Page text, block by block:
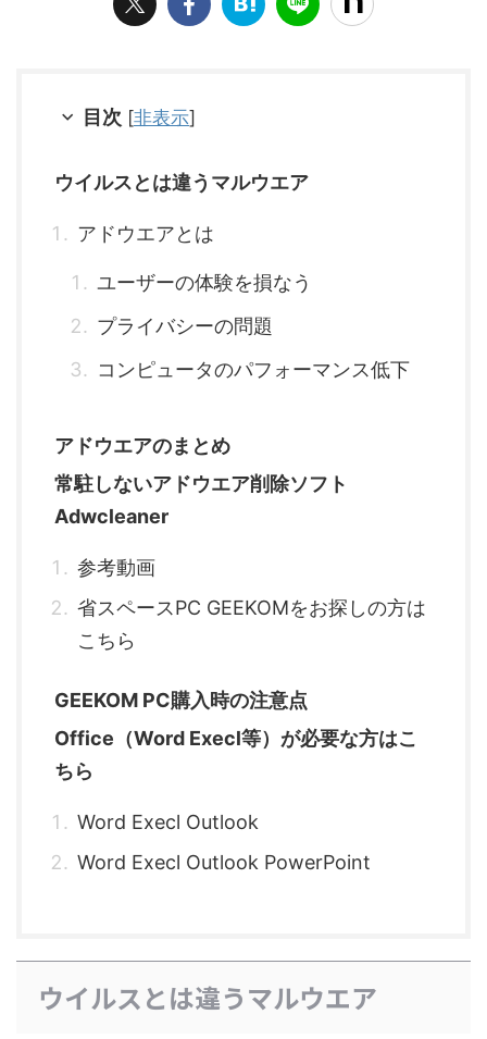
目次 [非表示]
ウイルスとは違うマルウエア
アドウエアとは
ユーザーの体験を損なう
プライバシーの問題
コンピュータのパフォーマンス低下
アドウエアのまとめ
常駐しないアドウエア削除ソフト
Adwcleaner
参考動画
省スペースPC GEEKOMをお探しの方は
こちら
GEEKOM PC購入時の注意点
Office（Word Execl等）が必要な方はこ
ちら
Word Execl Outlook
Word Execl Outlook PowerPoint
ウイルスとは違うマルウエア